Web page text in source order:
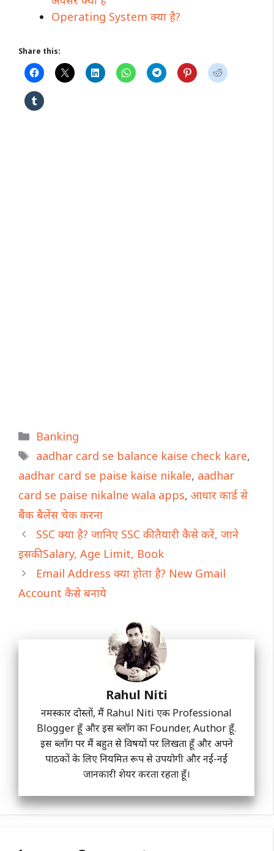
Operating System क्या है?
Share this:
Categories
Banking
Tags
aadhar card se balance kaise check kare,
aadhar card se paise kaise nikale, aadhar
card se paise nikalne wala apps, आधार कार्ड से
बैंक बैलेंस चेक करना
SSC क्या है? जानिए SSC की तैयारी कैसे करें, जाने
इसकी Salary, Age Limit, Book
Email Address क्या होता है? New Gmail
Account कैसे बनाये
Rahul Niti
नमस्कार दोस्तों, मैं Rahul Niti एक Professional
Blogger हूँ और इस ब्लॉग का Founder, Author हूँ.
इस ब्लॉग पर मैं बहुत से विषयों पर लिखता हूँ और अपने
पाठकों के लिए नियमित रूप से उपयोगी और नईं-नईं
जानकारी शेयर करता रहता हूँ।